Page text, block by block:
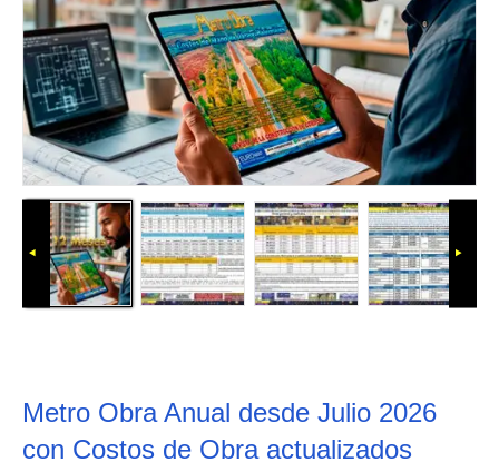
Metro Obra Anual desde Julio 2026
con Costos de Obra actualizados